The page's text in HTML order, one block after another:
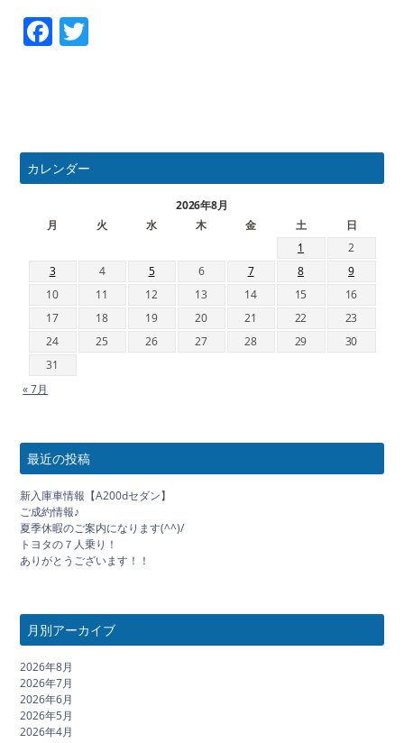
Facebook
カレンダー
2026年8月
月
火 水 木 金 土
日
1
2
3
4 5 6 7 8
9
10
11 12 13 14 15
16
17
18 19 20 21 22
23
24
25 26 27 28 29
30
31
« 7月
最近の投稿
新入庫車情報【A200dセダン】
ご成約情報♪
夏季休暇のご案内になります(^^)/
トヨタの７人乗り！
ありがとうございます！！
月別アーカイブ
2026年8月
2026年7月
2026年6月
2026年5月
2026年4月